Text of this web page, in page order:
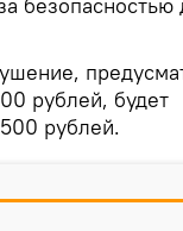
рублей, будет
рублей.